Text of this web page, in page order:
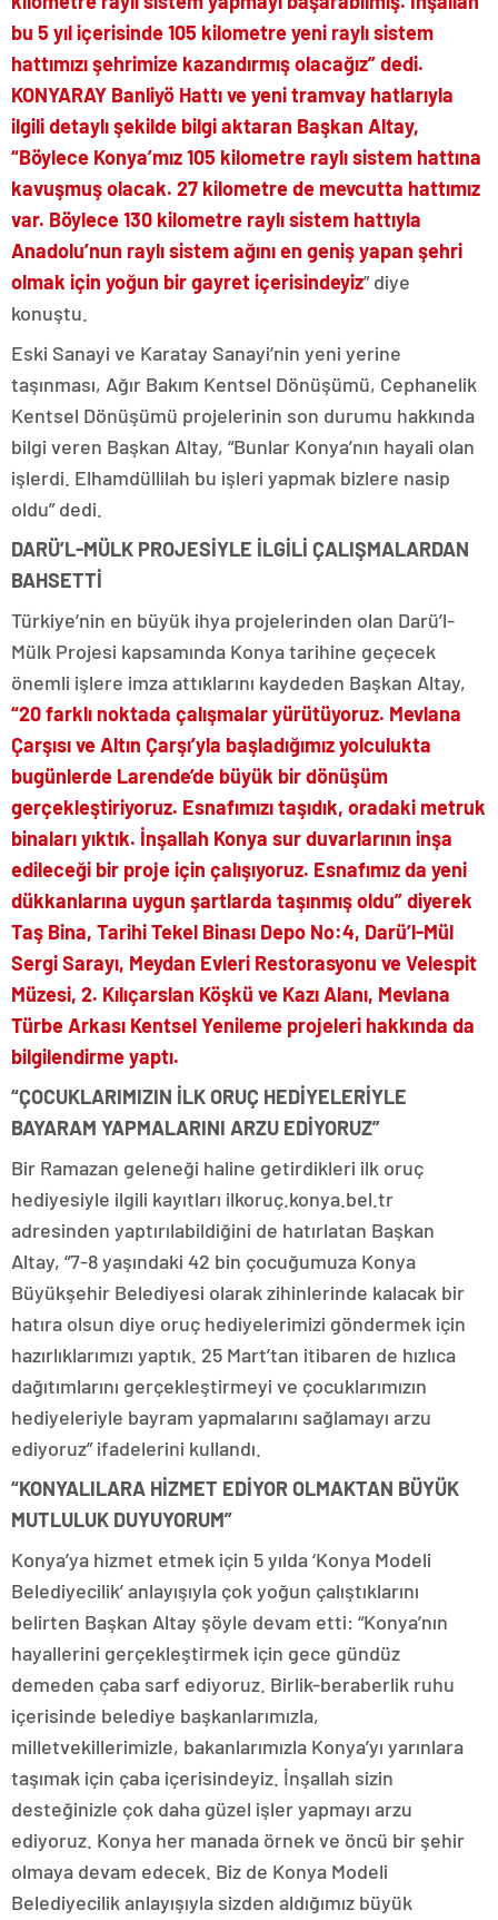
bu 5 yıl içerisinde 105 kilometre yeni raylı sistem
hattımızı şehrimize kazandırmış olacağız” dedi.
KONYARAY Banliyö Hattı ve yeni tramvay hatlarıyla
ilgili detaylı şekilde bilgi aktaran Başkan Altay,
“Böylece Konya’mız 105 kilometre raylı sistem hattına
kavuşmuş olacak. 27 kilometre de mevcutta hattımız
var. Böylece 130 kilometre raylı sistem hattıyla
Anadolu’nun raylı sistem ağını en geniş yapan şehri
olmak için yoğun bir gayret içerisindeyiz” diye
konuştu.
Eski Sanayi ve Karatay Sanayi’nin yeni yerine
taşınması, Ağır Bakım Kentsel Dönüşümü, Cephanelik
Kentsel Dönüşümü projelerinin son durumu hakkında
bilgi veren Başkan Altay, “Bunlar Konya’nın hayali olan
işlerdi. Elhamdüllilah bu işleri yapmak bizlere nasip
oldu” dedi.
DARÜ’L-MÜLK PROJESİYLE İLGİLİ ÇALIŞMALARDAN
BAHSETTİ
Türkiye’nin en büyük ihya projelerinden olan Darü’l-
Mülk Projesi kapsamında Konya tarihine geçecek
önemli işlere imza attıklarını kaydeden Başkan Altay,
“20 farklı noktada çalışmalar yürütüyoruz. Mevlana
Çarşısı ve Altın Çarşı’yla başladığımız yolculukta
bugünlerde Larende’de büyük bir dönüşüm
gerçekleştiriyoruz. Esnafımızı taşıdık, oradaki metruk
binaları yıktık. İnşallah Konya sur duvarlarının inşa
edileceği bir proje için çalışıyoruz. Esnafımız da yeni
dükkanlarına uygun şartlarda taşınmış oldu” diyerek
Taş Bina, Tarihi Tekel Binası Depo No:4, Darü’l-Mül
Sergi Sarayı, Meydan Evleri Restorasyonu ve Velespit
Müzesi, 2. Kılıçarslan Köşkü ve Kazı Alanı, Mevlana
Türbe Arkası Kentsel Yenileme projeleri hakkında da
bilgilendirme yaptı.
“ÇOCUKLARIMIZIN İLK ORUÇ HEDİYELERİYLE
BAYARAM YAPMALARINI ARZU EDİYORUZ”
Bir Ramazan geleneği haline getirdikleri ilk oruç
hediyesiyle ilgili kayıtları ilkoruç.konya.bel.tr
adresinden yaptırılabildiğini de hatırlatan Başkan
Altay, “7-8 yaşındaki 42 bin çocuğumuza Konya
Büyükşehir Belediyesi olarak zihinlerinde kalacak bir
hatıra olsun diye oruç hediyelerimizi göndermek için
hazırlıklarımızı yaptık. 25 Mart’tan itibaren de hızlıca
dağıtımlarını gerçekleştirmeyi ve çocuklarımızın
hediyeleriyle bayram yapmalarını sağlamayı arzu
ediyoruz” ifadelerini kullandı.
“KONYALILARA HİZMET EDİYOR OLMAKTAN BÜYÜK
MUTLULUK DUYUYORUM”
Konya’ya hizmet etmek için 5 yılda ‘Konya Modeli
Belediyecilik’ anlayışıyla çok yoğun çalıştıklarını
belirten Başkan Altay şöyle devam etti: “Konya’nın
hayallerini gerçekleştirmek için gece gündüz
demeden çaba sarf ediyoruz. Birlik-beraberlik ruhu
içerisinde belediye başkanlarımızla,
milletvekillerimizle, bakanlarımızla Konya’yı yarınlara
taşımak için çaba içerisindeyiz. İnşallah sizin
desteğinizle çok daha güzel işler yapmayı arzu
ediyoruz. Konya her manada örnek ve öncü bir şehir
olmaya devam edecek. Biz de Konya Modeli
Belediyecilik anlayışıyla sizden aldığımız büyük